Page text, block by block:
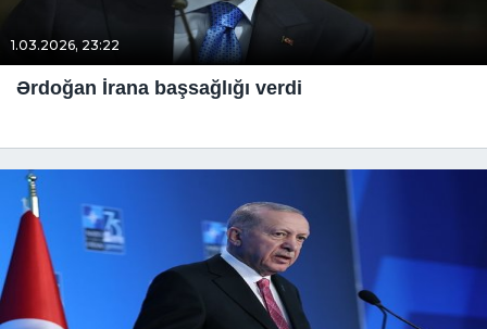
1.03.2026, 23:22
Ərdoğan İrana başsağlığı verdi